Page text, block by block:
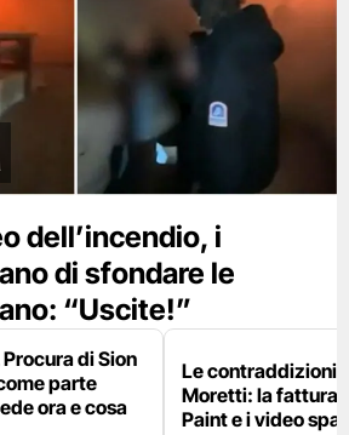
dell’incendio, i
di sfondare le
“Uscite!”
di Sion
parte
ora e cosa
Le contraddizioni
Moretti: la fattura
Paint e i video